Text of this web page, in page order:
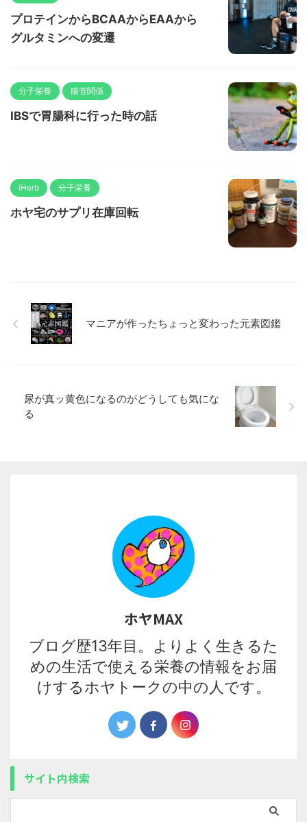
プロテインからBCAAからEAAから
グルタミンへの変遷
分子栄養 腸管関係
IBSで胃腸科に行った時の話
iHerb 分子栄養
ホヤ宅のサプリ在庫回転
マニアが作ったちょっと変わった元素図鑑
尿が真ッ黄色になるのがどうしても気にな
る
ホヤMAX
ブログ歴13年目。よりよく生きるた
めの生活で使える栄養の情報をお届
けするホヤトークの中の人です。
サイト内検索